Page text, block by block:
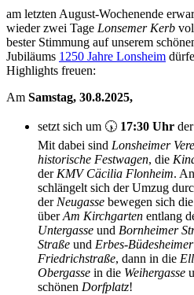
am letzten August-Wochenende
wieder zwei Tage Lonsemer Kerb
bester Stimmung auf unserem
Jubiläums 1250 Jahre Lonsheim
Highlights freuen:
Am Samstag, 30.8.2025,
setzt sich um 🕠 17:30 Uhr der
Mit dabei sind Lonsheimer
historische Festwagen, die
derKMV Cäcilia Flonheim.
schlängelt sich der Umzug
derNeugasse bewegen sich
überAm Kirchgarten entlang
Untergasse und Bornheimer
Straße und Erbes-
Friedrichstraße, dann in die
Obergasse in die Weihergasse
schönen Dorfplatz!